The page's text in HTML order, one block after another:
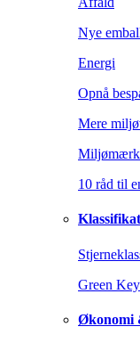
Nye
Energi
Opnå
Mere
10 råd til
Green Key
Økonomi